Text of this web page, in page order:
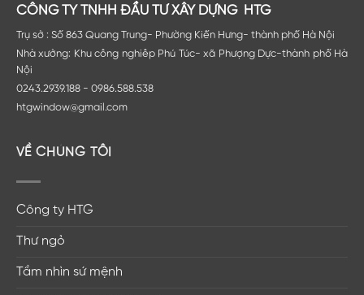
CÔNG TY TNHH ĐẦU TƯ XÂY DỰNG HTG
Trụ sở : Số 863 Quang Trung- Phường Kiến Hưng- thành phố Hà Nội
Nhà xưởng: Khu công nghiêp Phú Túc- xã Phượng Dực-thành phố Hà
Nội
0243.2939.188 - 0986.588.538
htgwindow@gmail.com
VỀ CHÚNG TÔI
Công ty HTG
Thư ngỏ
Tầm nhìn sứ mệnh